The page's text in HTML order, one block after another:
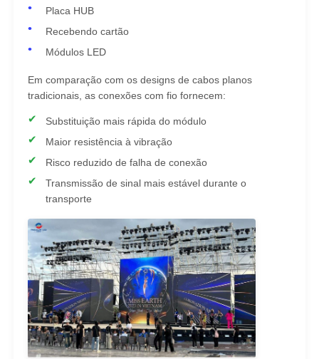
Ecrã LED SMD
Painel de exibição LED exterior
outdoor led ao ar livre
Placa HUB
Recebendo cartão
Módulos LED
Em comparação com os designs de cabos planos
tradicionais, as conexões com fio fornecem:
Substituição mais rápida do módulo
Maior resistência à vibração
Risco reduzido de falha de conexão
Transmissão de sinal mais estável durante o
transporte